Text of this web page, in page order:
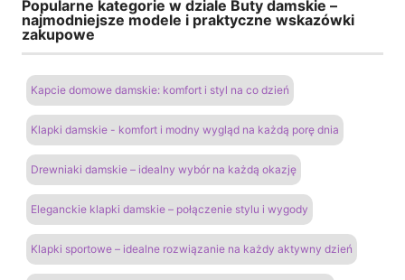
Popularne kategorie w dziale Buty damskie –
najmodniejsze modele i praktyczne wskazówki
zakupowe
Kapcie domowe damskie: komfort i styl na co dzień
Klapki damskie - komfort i modny wygląd na każdą porę dnia
Drewniaki damskie – idealny wybór na każdą okazję
Eleganckie klapki damskie – połączenie stylu i wygody
Klapki sportowe – idealne rozwiązanie na każdy aktywny dzień